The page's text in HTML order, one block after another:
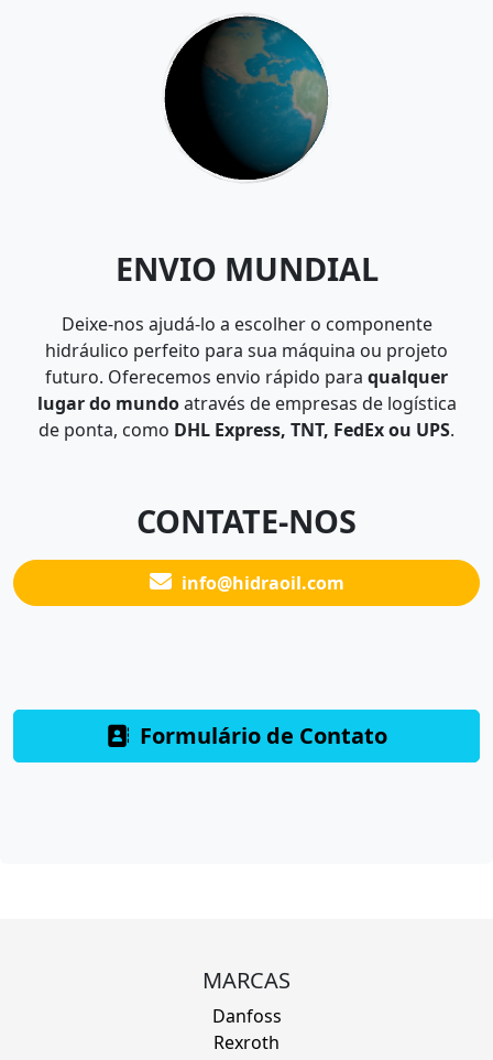
ENVIO MUNDIAL
Deixe-nos ajudá-lo a escolher o componente
hidráulico perfeito para sua máquina ou projeto
futuro. Oferecemos envio rápido para qualquer
lugar do mundoatravés de empresas de logística
de ponta, como DHL Express, TNT, FedEx ou UPS.
CONTATE-NOS
info@hidraoil.com
Formulário de Contato
MARCAS
Danfoss
Rexroth